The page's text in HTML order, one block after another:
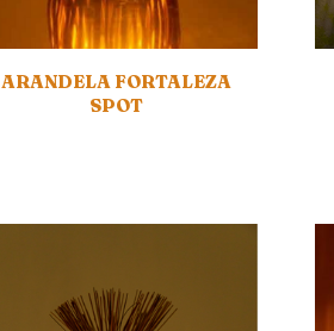
ARANDELA FORTALEZA
SPOT